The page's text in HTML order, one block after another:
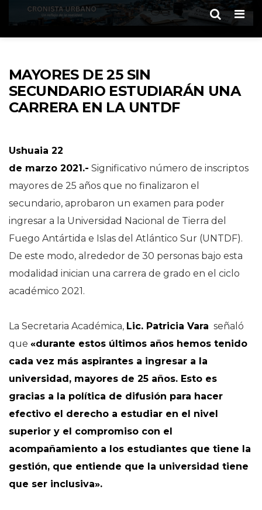
MAYORES DE 25 SIN
SECUNDARIO ESTUDIARÁN UNA
CARRERA EN LA UNTDF
Ushuaia 22
de marzo 2021.- Significativo número de inscriptos
mayores de 25 años que no finalizaron el
secundario, aprobaron un examen para poder
ingresar a la Universidad Nacional de Tierra del
Fuego Antártida e Islas del Atlántico Sur (UNTDF).
De este modo, alrededor de 30 personas bajo esta
modalidad inician una carrera de grado en el ciclo
académico 2021.
La Secretaria Académica, Lic. Patricia Vara señaló
que «durante estos últimos años hemos tenido
cada vez más aspirantes a ingresar a la
universidad, mayores de 25 años. Esto es
gracias a la política de difusión para hacer
efectivo el derecho a estudiar en el nivel
superior y el compromiso con el
acompañamiento a los estudiantes que tiene la
gestión, que entiende que la universidad tiene
que ser inclusiva».